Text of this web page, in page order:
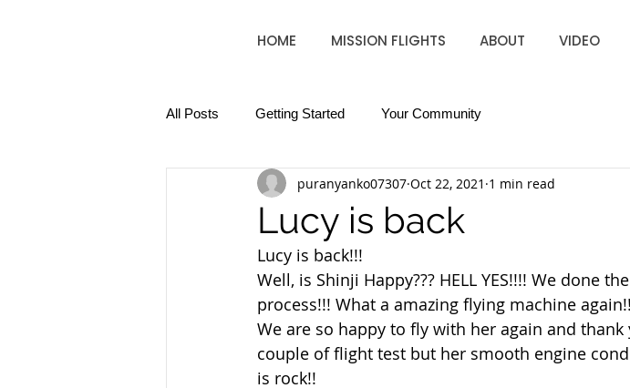
HOME MISSION FLIGHTS ABOUT VIDEO
All Posts Getting Started Your Community
Lucy is back
puranyanko07307 Oct 22, 2021 1 min read
Lucy is back!!!
Well, is Shinji Happy??? HELL YES!!!! We done
process!!! What a amazing flying machine
We are so happy to fly with her again and
couple of flight test but her smooth engine
is rock!!